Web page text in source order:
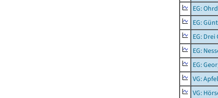
EG:
EG:
EG:
EG:
EG:
VG:
VG: